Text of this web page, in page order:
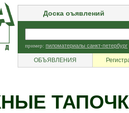
Доска оъявлений
пример: пиломатериалы санкт-петербург
ОБЪЯВЛЕНИЯ